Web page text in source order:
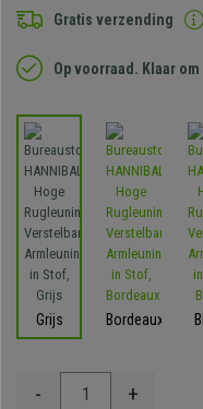
Gratis verzending
Op voorraad. Klaar
Grijs Bordeaux
- +